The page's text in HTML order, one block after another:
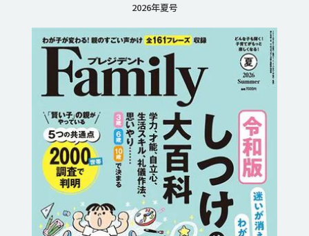
2026年夏号